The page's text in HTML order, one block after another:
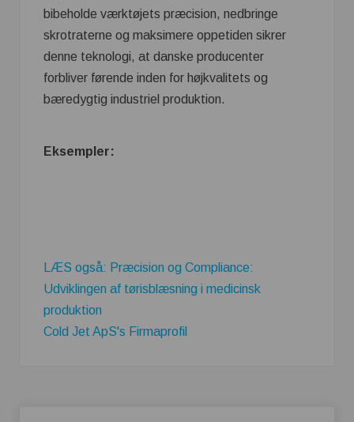
bibeholde værktøjets præcision, nedbringe
skrotraterne og maksimere oppetiden sikrer
denne teknologi, at danske producenter
forbliver førende inden for højkvalitets og
bæredygtig industriel produktion.
Eksempler:
LÆS også: Præcision og Compliance:
Udviklingen af tørisblæsning i medicinsk
produktion
Cold Jet ApS's Firmaprofil